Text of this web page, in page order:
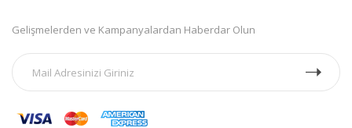
Gelişmelerden ve Kampanyalardan Haberdar Olun